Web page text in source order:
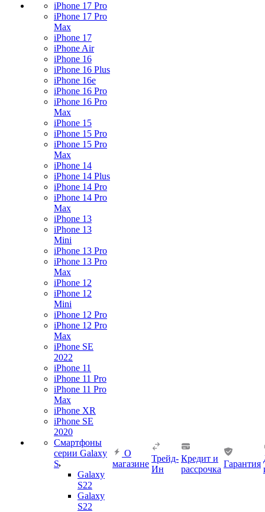
iPhone 17 Pro
iPhone 17 Pro
Max
iPhone 17
iPhone Air
iPhone 16
iPhone 16 Plus
iPhone 16e
iPhone 16 Pro
iPhone 16 Pro
Max
iPhone 15
iPhone 15 Pro
iPhone 15 Pro
Max
iPhone 14
iPhone 14 Plus
iPhone 14 Pro
iPhone 14 Pro
Max
iPhone 13
iPhone 13
Mini
iPhone 13 Pro
iPhone 13 Pro
Max
iPhone 12
iPhone 12
Mini
iPhone 12 Pro
iPhone 12 Pro
Max
iPhone SE
2022
iPhone 11
iPhone 11 Pro
iPhone 11 Pro
Max
iPhone XR
iPhone SE
2020
Смартфоны
серии Galaxy
S
Galaxy
S22
Galaxy
S22
О
магазине
Трейд-
Ин
Кредит и
рассрочка
Гарантия